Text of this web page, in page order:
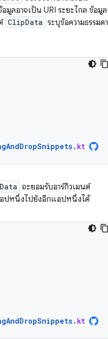
มูลอาจเป็น URI ระยะไกล ข้อมูล
ClipData ระบุข้อความธรรมดา
. kt
จะยอมรับอาร์กิวเมนต์
อปหนึ่งไปยังอีกแอปหนึ่งได้
. kt